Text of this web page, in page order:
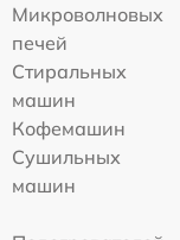
Микроволновых
печей
Стиральных
машин
Кофемашин
Сушильных
машин